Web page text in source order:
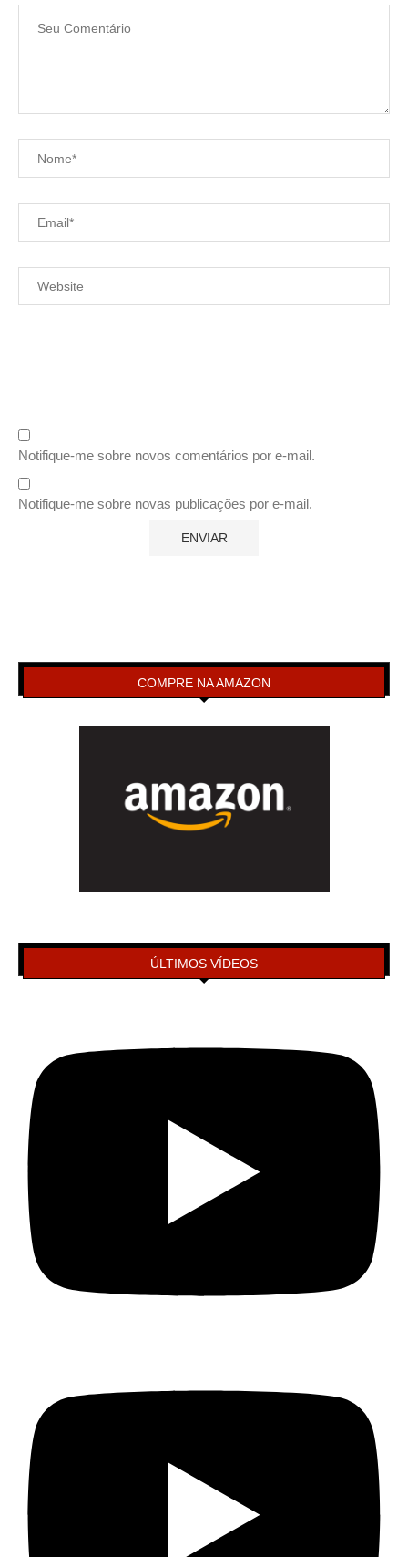
Notifique-me sobre novos comentários por e-mail.
Notifique-me sobre novas publicações por e-mail.
COMPRE NA AMAZON
ÚLTIMOS VÍDEOS